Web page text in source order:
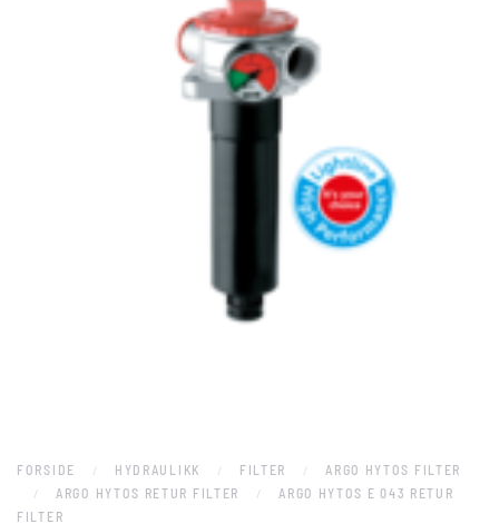
FORSIDE HYDRAULIKK FILTER
ARGO HYTOS FILTER
ARGO HYTOS RETUR FILTER
ARGO HYTOS E 043 RETUR
FILTER